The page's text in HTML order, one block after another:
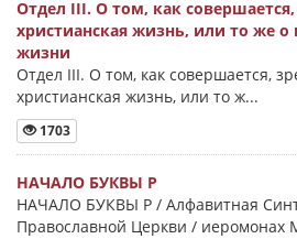
Отдел III. О том, как совершается,
христианская жизнь, или то же о
жизни
Отдел III. О том, как совершается,
христианская жизнь, или то ж...
1703
НАЧАЛО БУКВЫ Ρ
НАЧАЛО БУКВЫ Ρ / Алфавитная
Православной Церкви / иеромонах